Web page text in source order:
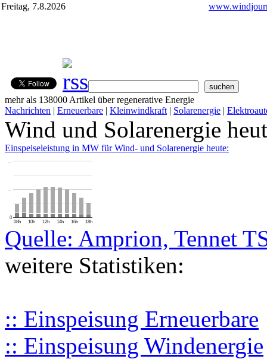
Freitag, 7.8.2026
mehr als 138000 Artikel über regenerative Energie
Nachrichten | Erneuerbare | Kleinwindkraft | Solarenergie |
Wind und Solarenergie
Einspeiseleistung in MW für Wind- und Solarenergie heute:
08h 10h 12h 14h 16h 18h
0
…
…
Quelle: Amprion, Tennet
weitere Statistiken:
:: Einspeisung Erneuerbare
:: Einspeisung Windenergie